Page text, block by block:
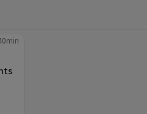
min